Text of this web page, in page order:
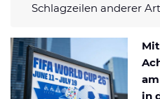
Affiliate Disclaimer
Schlagzeilen anderer
in